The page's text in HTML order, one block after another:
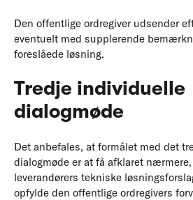
Den offentlige ordregiver udsender
eventuelt med supplerende
foreslåede løsning.
Tredje individuelle
dialogmøde
Det anbefales, at formålet med det
dialogmøde er at få afklaret
leverandørers tekniske
opfylde den offentlige ordregivers